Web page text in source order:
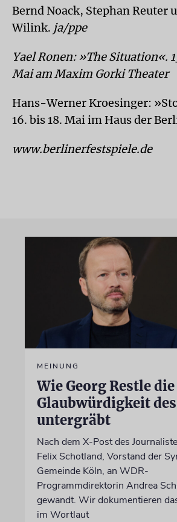
Bernd Noack, Stephan Reuter
Wilink. ja/ppe
Yael Ronen: »The Situation«.
Mai am Maxim Gorki Theater
Hans-Werner Kroesinger:
16. bis 18. Mai im Haus der
www.berlinerfestspiele.de
MEINUNG
Wie Georg Restle die
Glaubwürdigkeit des
untergräbt
Nach dem X-Post des
Felix Schotland, Vorstand der
Gemeinde Köln, an WDR-
Programmdirektorin Andrea
gewandt. Wir dokumentieren
im Wortlaut